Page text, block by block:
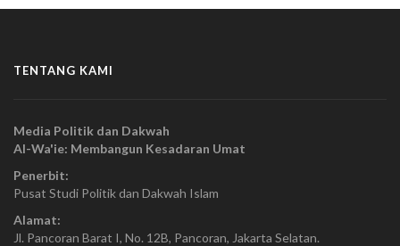
TENTANG KAMI
Media Politik dan Dakwah
Al-Wa'ie: Membangun Kesadaran Umat
Penerbit:
Pusat Studi Politik dan Dakwah Islam
Alamat:
Jl. Pancoran Barat I, No. 12B, Pancoran, Jakarta Selatan.